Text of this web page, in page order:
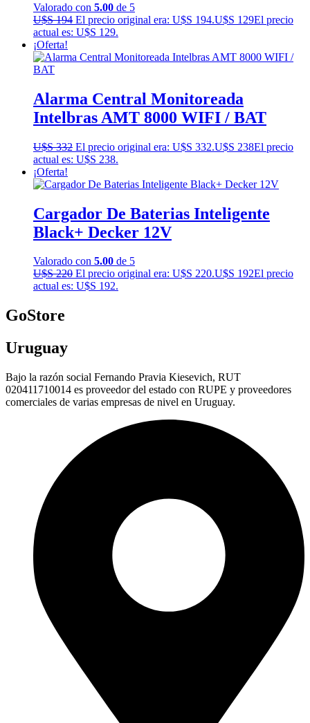
Valorado con 5.00 de 5
U$S194 El precio original era: U$S 194.U$S 129El precio
actual es: U$S 129.
¡Oferta!
Alarma Central Monitoreada
Intelbras AMT 8000 WIFI / BAT
U$S332 El precio original era: U$S 332.U$S 238El precio
actual es: U$S 238.
¡Oferta!
Cargador De Baterias Inteligente
Black+ Decker 12V
Valorado con 5.00 de 5
U$S220 El precio original era: U$S 220.U$S 192El precio
actual es: U$S 192.
GoStore
Uruguay
Bajo la razón social Fernando Pravia Kiesevich, RUT
020411710014 es proveedor del estado con RUPE y proveedores
comerciales de varias empresas de nivel en Uruguay.